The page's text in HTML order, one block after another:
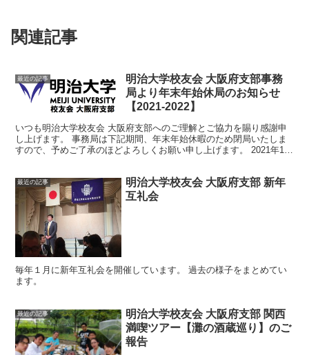
関連記事
最近の記事
明治大学校友会 大阪府支部事務
局より年末年始休局のお知らせ
【2021-2022】
いつも明治大学校友会 大阪府支部へのご理解とご協力を賜り感謝申
し上げます。 事務局は下記期間、年末年始休暇のため閉局いたしま
すので、予めご了承のほどよろしくお願い申し上げます。 2021年12
最近の記事
明治大学校友会 大阪府支部 新年
互礼会
毎年１月に新年互礼会を開催しています。 過去の様子をまとめてい
ます。
最近の記事
明治大学校友会 大阪府支部 関西
満喫ツアー【灘の酒蔵巡り】のご
報告